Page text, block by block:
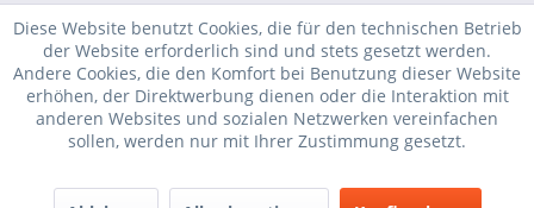
Diese Website benutzt Cookies, die für den technischen Betrieb
der Website erforderlich sind und stets gesetzt werden.
Andere Cookies, die den Komfort bei Benutzung dieser Website
erhöhen, der Direktwerbung dienen oder die Interaktion mit
anderen Websites und sozialen Netzwerken vereinfachen
sollen, werden nur mit Ihrer Zustimmung gesetzt.